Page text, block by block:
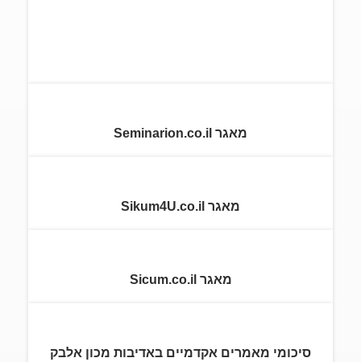
מאגר Seminarion.co.il
מאגר Sikum4U.co.il
מאגר Sicum.co.il
סיכומי מאמרים אקדמיים באדיבות מכון אלבק